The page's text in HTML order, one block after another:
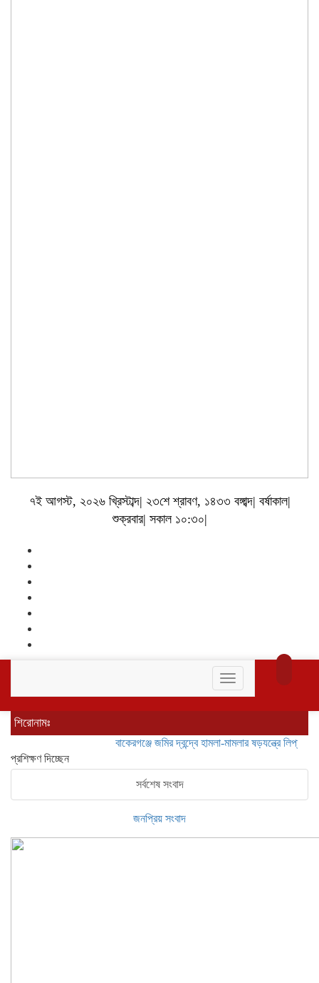
৭ই আগস্ট, ২০২৬ খ্রিস্টাব্দ| ২৩শে শ্রাবণ, ১৪৩৩ বঙ্গাব্দ| বর্ষাকাল|
শুক্রবার| সকাল ১০:৩০|
Toggle
navigation
শিরোনামঃ
বাকেরগঞ্জে জমির দ্বন্দ্বে হামলা-মামলার ষড়যন্ত্রে লিপ্ত
প্রশিক্ষণ দিচ্ছেন
সর্বশেষ সংবাদ
জনপ্রিয় সংবাদ